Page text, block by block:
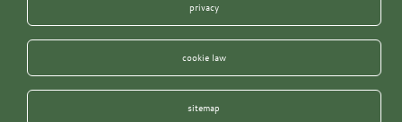
privacy
cookie law
sitemap